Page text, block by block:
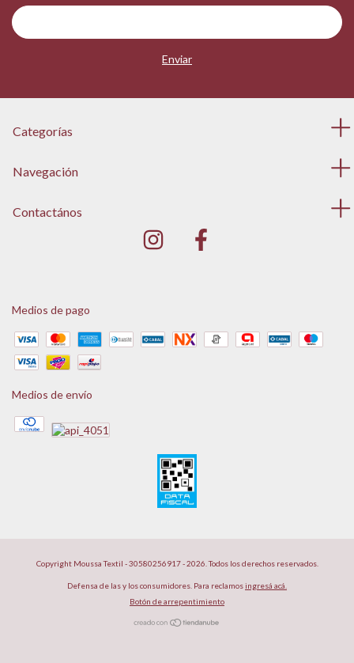
Categorías
Navegación
Contactános
Medios de pago
Medios de envío
Copyright Moussa Textil - 30580256917 - 2026. Todos los derechos reservados.
Defensa de las y los consumidores. Para reclamosingresá acá.
Botón de arrepentimiento